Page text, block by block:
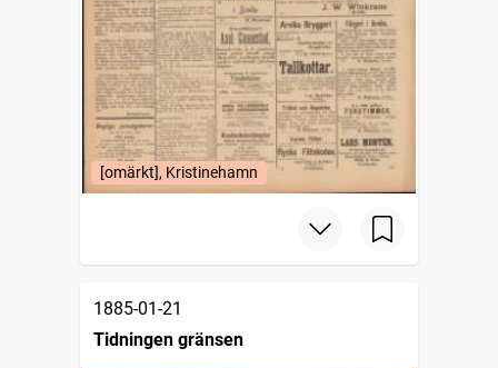
[omärkt], Kristinehamn
1885-01-21
Tidningen gränsen